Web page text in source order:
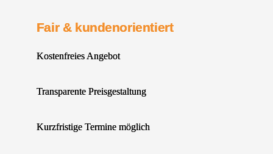
Fair & kundenorientiert
Kostenfreies Angebot
Transparente Preisgestaltung
Kurzfristige Termine möglich